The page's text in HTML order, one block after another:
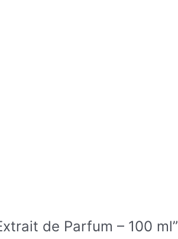
de Parfum – 100 ml”